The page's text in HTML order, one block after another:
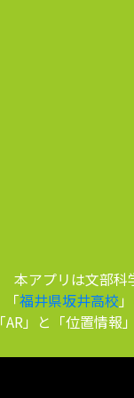
本アプリは文部科
「福井県坂井高校
「AR」と「位置情